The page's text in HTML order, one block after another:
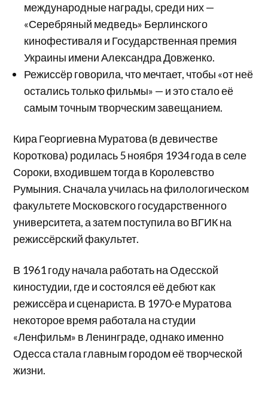
международные награды, среди них —
«Серебряный медведь» Берлинского
кинофестиваля и Государственная премия
Украины имени Александра Довженко.
Режиссёр говорила, что мечтает, чтобы «от неё
остались только фильмы» — и это стало её
самым точным творческим завещанием.
Кира Георгиевна Муратова (в девичестве
Короткова) родилась 5 ноября 1934 года в селе
Сороки, входившем тогда в Королевство
Румыния. Сначала училась на филологическом
факультете Московского государственного
университета, а затем поступила во ВГИК на
режиссёрский факультет.
В 1961 году начала работать на Одесской
киностудии, где и состоялся её дебют как
режиссёра и сценариста. В 1970-е Муратова
некоторое время работала на студии
«Ленфильм» в Ленинграде, однако именно
Одесса стала главным городом её творческой
жизни.